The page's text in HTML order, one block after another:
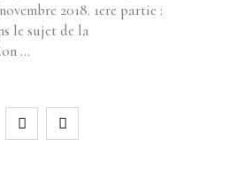
2018. 1ere partie :
le sujet de la